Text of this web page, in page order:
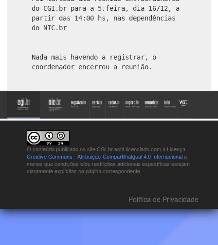
do CGI.br para a 5.feira, dia 16/12, a
partir das 14:00 hs, nas dependências
do NIC.br
Nada mais havendo a registrar, o
coordenador encerrou a reunião.
O conteúdo publicado no site CGI.br está licenciado com a Licença
Creative Commons - Atribuição-CompartilhaIgual 4.0 Internacionala
menos que condições e/ou restrições adicionais específicas estejam
claramente explícitas na página correspondente.
Política de Privacidade